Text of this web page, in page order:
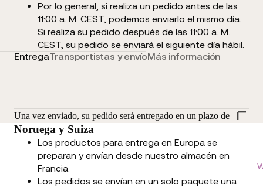
Por lo general, si realiza un pedido antes de las
11:00 a. M. CEST, podemos enviarlo el mismo día.
Si realiza su pedido después de las 11:00 a. M.
CEST, su pedido se enviará el siguiente día hábil.
EntregaTransportistas y envíoMás información
Una vez enviado, su pedido será entregado en un plazo de
Noruega y Suiza
Los productos para entrega en Europa se
preparan y envían desde nuestro almacén en
Francia.
Los pedidos se envían en un solo paquete una